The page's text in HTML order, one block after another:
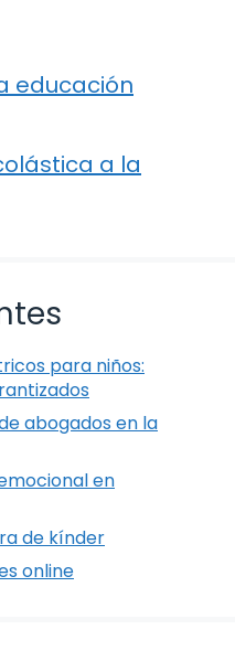
educación
a la
para niños:
abogados en la
en
de kínder
online